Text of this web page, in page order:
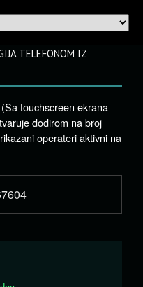
TELEFONOM IZ
touchscreen ekrana
dodirom na broj
operateri aktivni na